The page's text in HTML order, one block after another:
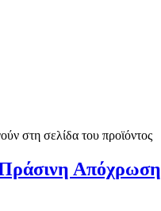
στη σελίδα του προϊόντος
Απόχρωση